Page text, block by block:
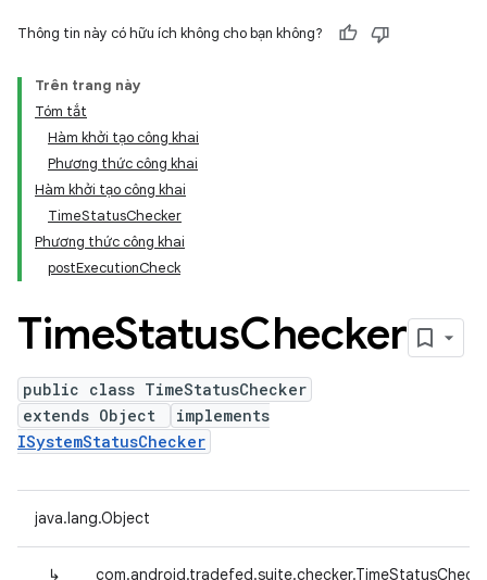
Thông tin này có hữu ích không cho bạn không?
Trên trang này
Tóm tắt
Hàm khởi tạo công khai
Phương thức công khai
Hàm khởi tạo công khai
TimeStatusChecker
Phương thức công khai
postExecutionCheck
TimeStatusChecker
public class TimeStatusChecker
extends Object
implements
ISystemStatusChecker
java.lang.Object
↳